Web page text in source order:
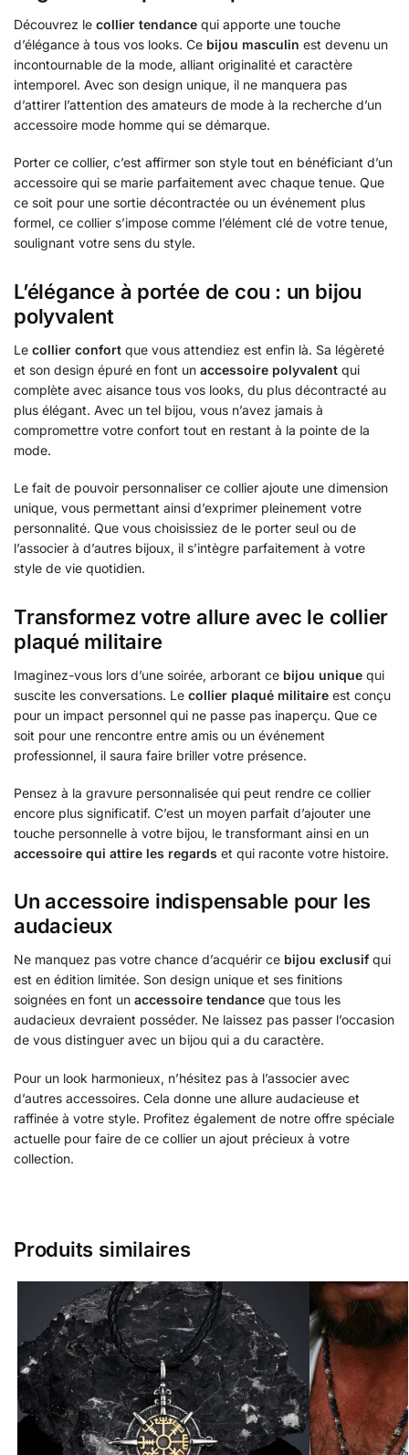
Découvrez le collier tendance qui apporte une touche
d’élégance à tous vos looks. Ce bijou masculin est devenu un
incontournable de la mode, alliant originalité et caractère
intemporel. Avec son design unique, il ne manquera pas
d’attirer l’attention des amateurs de mode à la recherche d’un
accessoire mode homme qui se démarque.
Porter ce collier, c’est affirmer son style tout en bénéficiant d’un
accessoire qui se marie parfaitement avec chaque tenue. Que
ce soit pour une sortie décontractée ou un événement plus
formel, ce collier s’impose comme l’élément clé de votre tenue,
soulignant votre sens du style.
L’élégance à portée de cou : un bijou
polyvalent
Le collier confort que vous attendiez est enfin là. Sa légèreté
et son design épuré en font un accessoire polyvalent qui
complète avec aisance tous vos looks, du plus décontracté au
plus élégant. Avec un tel bijou, vous n’avez jamais à
compromettre votre confort tout en restant à la pointe de la
mode.
Le fait de pouvoir personnaliser ce collier ajoute une dimension
unique, vous permettant ainsi d’exprimer pleinement votre
personnalité. Que vous choisissiez de le porter seul ou de
l’associer à d’autres bijoux, il s’intègre parfaitement à votre
style de vie quotidien.
Transformez votre allure avec le collier
plaqué militaire
Imaginez-vous lors d’une soirée, arborant ce bijou unique qui
suscite les conversations. Le collier plaqué militaire est conçu
pour un impact personnel qui ne passe pas inaperçu. Que ce
soit pour une rencontre entre amis ou un événement
professionnel, il saura faire briller votre présence.
Pensez à la gravure personnalisée qui peut rendre ce collier
encore plus significatif. C’est un moyen parfait d’ajouter une
touche personnelle à votre bijou, le transformant ainsi en un
accessoire qui attire les regards et qui raconte votre histoire.
Un accessoire indispensable pour les
audacieux
Ne manquez pas votre chance d’acquérir ce bijou exclusifqui
est en édition limitée. Son design unique et ses finitions
soignées en font un accessoire tendance que tous les
audacieux devraient posséder. Ne laissez pas passer l’occasion
de vous distinguer avec un bijou qui a du caractère.
Pour un look harmonieux, n’hésitez pas à l’associer avec
d’autres accessoires. Cela donne une allure audacieuse et
raffinée à votre style. Profitez également de notre offre spéciale
actuelle pour faire de ce collier un ajout précieux à votre
collection.
Produits similaires